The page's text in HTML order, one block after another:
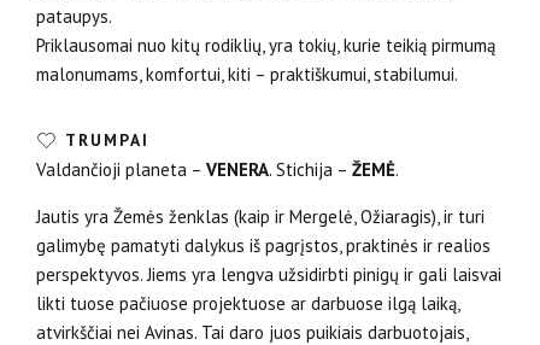
pataupys.
Priklausomai nuo kitų rodiklių, yra tokių, kurie teikią pirmumą
malonumams, komfortui, kiti – praktiškumui, stabilumui.
TRUMPAI
Valdančioji planeta – VENERA. Stichija – ŽEMĖ.
Jautis yra Žemės ženklas (kaip ir Mergelė, Ožiaragis), ir turi
galimybę pamatyti dalykus iš pagrįstos, praktinės ir realios
perspektyvos. Jiems yra lengva užsidirbti pinigų ir gali laisvai
likti tuose pačiuose projektuose ar darbuose ilgą laiką,
atvirkščiai nei Avinas. Tai daro juos puikiais darbuotojais,